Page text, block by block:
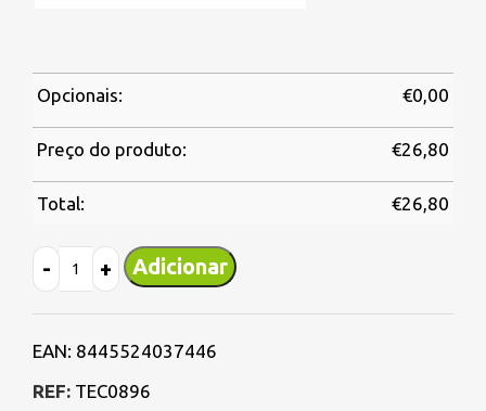
Opcionais: €0,00
Preço do produto: €26,80
Total: €26,80
Adicionar
EAN: 8445524037446
REF: TEC0896